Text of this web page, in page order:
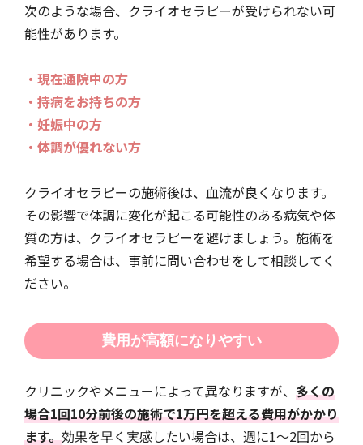
次のような場合、クライオセラピーが受けられない可
能性があります。
・現在通院中の方
・持病をお持ちの方
・妊娠中の方
・体調が優れない方
クライオセラピーの施術後は、血流が良くなります。
その影響で体調に変化が起こる可能性のある病気や体
質の方は、クライオセラピーを避けましょう。施術を
希望する場合は、事前に問い合わせをして相談してく
ださい。
費用が高額になりやすい
クリニックやメニューによって異なりますが、 多くの
場合1回10分前後の施術で1万円を超える費用がかかり
ます。効果を早く実感したい場合は、週に1〜2回から